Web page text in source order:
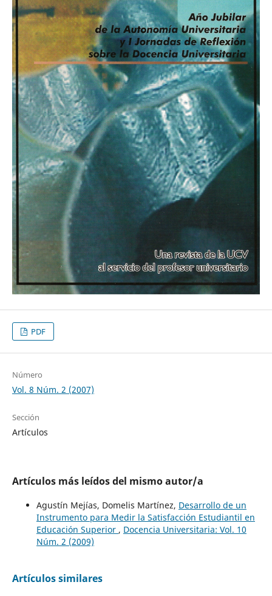
PDF
Número
Vol. 8 Núm. 2 (2007)
Sección
Artículos
Artículos más leídos del mismo autor/a
Agustín Mejías, Domelis Martínez, Desarrollo de un
Instrumento para Medir la Satisfacción Estudiantil en
Educación Superior , Docencia Universitaria: Vol. 10
Núm. 2 (2009)
Artículos similares